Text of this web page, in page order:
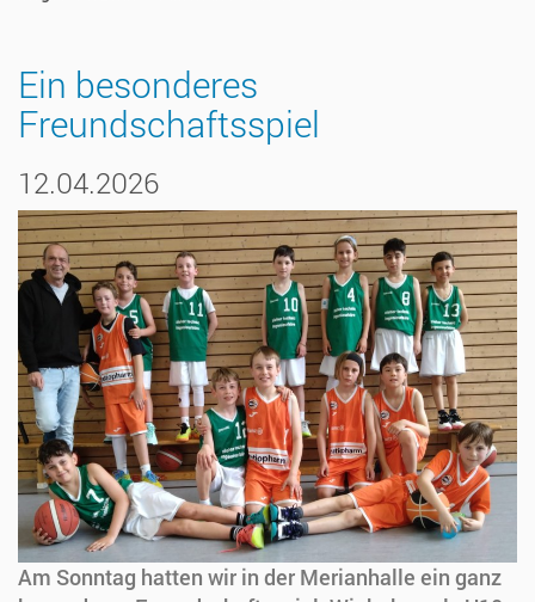
Ein besonderes
Freundschaftsspiel
12.04.2026
Am Sonntag hatten wir in der Merianhalle ein ganz